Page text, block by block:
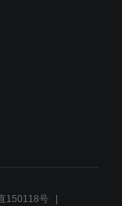
150118号